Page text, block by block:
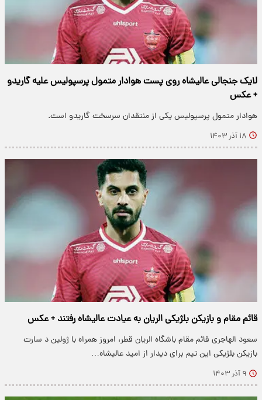
لایک جنجالی عالیشاه روی پست هوادار متمول پرسپولیس علیه گاریدو
+ عکس
هوادار متمول پرسپولیس یکی از منتقدان سرسخت گاریدو است.
۱۸ آذر ۱۴۰۳
قائم مقام و بازیکن بلژیکی الریان به عیادت عالیشاه رفتند + عکس
سعود الهاجری قائم مقام باشگاه الریان قطر، امروز همراه با ژولین د سارت
بازیکن بلژیکی این تیم برای دیدار از امید عالیشاه…
۹ آذر ۱۴۰۳